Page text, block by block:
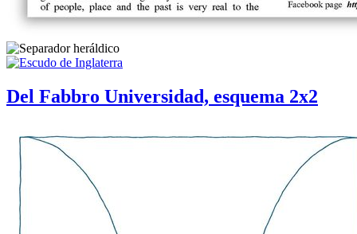
Del Fabbro Universidad, esquema 2x2